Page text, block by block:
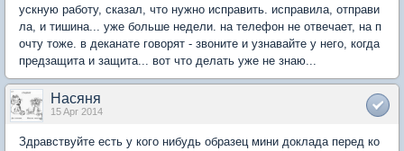
ускную работу, сказал, что нужно исправить. исправила, отправи
ла, и тишина... уже больше недели. на телефон не отвечает, на п
очту тоже. в деканате говорят - звоните и узнавайте у него, когда
предзащита и защита... вот что делать уже не знаю...
Насяня
15 Apr 2014
Здравствуйте есть у кого нибудь образец мини доклада перед ко